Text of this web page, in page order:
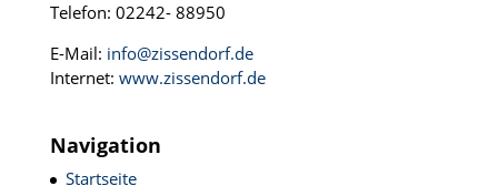
Telefon: 02242- 88950
E-Mail: info@zissendorf.de
Internet: www.zissendorf.de
Navigation
Startseite